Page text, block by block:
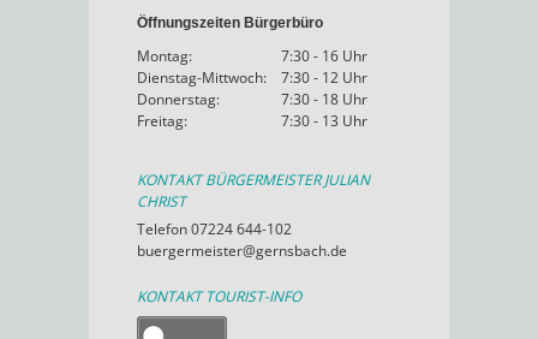
Öffnungszeiten Bürgerbüro
Montag:
7:30 - 16 Uhr
Dienstag-Mittwoch:
7:30 - 12 Uhr
Donnerstag:
7:30 - 18 Uhr
Freitag:
7:30 - 13 Uhr
KONTAKT BÜRGERMEISTER JULIAN
CHRIST
Telefon 07224 644-102
buergermeister@gernsbach.de
KONTAKT TOURIST-INFO